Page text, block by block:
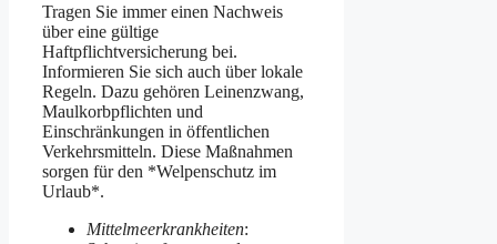
Tragen Sie immer einen Nachweis
über eine gültige
Haftpflichtversicherung bei.
Informieren Sie sich auch über lokale
Regeln. Dazu gehören Leinenzwang,
Maulkorbpflichten und
Einschränkungen in öffentlichen
Verkehrsmitteln. Diese Maßnahmen
sorgen für den *Welpenschutz im
Urlaub*.
Mittelmeerkrankheiten: